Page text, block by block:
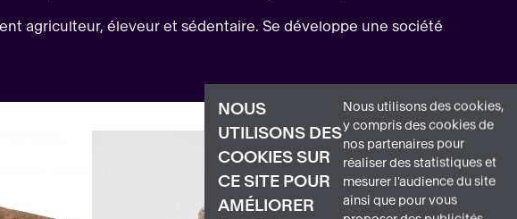
NOUS
UTILISONS DES
COOKIES SUR
CE SITE POUR
AMÉLIORER
Nous utilisons des cookies,
y compris des cookies de
nos partenaires pour
réaliser des statistiques et
mesurer l'audience du site
ainsi que pour vous
agriculteur, éleveur et sédentaire. Se développe une société